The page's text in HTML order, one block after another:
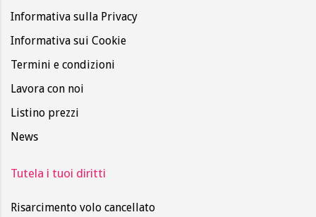
Informativa sulla Privacy
Informativa sui Cookie
Termini e condizioni
Lavora con noi
Listino prezzi
News
Tutela i tuoi diritti
Risarcimento volo cancellato